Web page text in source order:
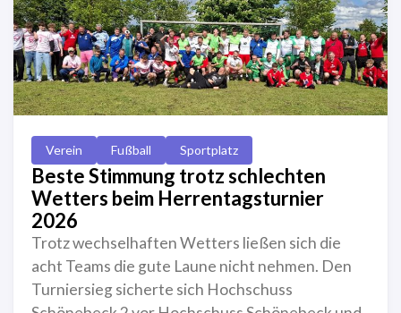
Verein Fußball Sportplatz
Beste Stimmung trotz schlechten
Wetters beim Herrentagsturnier
2026
Trotz wechselhaften Wetters ließen sich die
acht Teams die gute Laune nicht nehmen. Den
Turniersieg sicherte sich Hochschuss